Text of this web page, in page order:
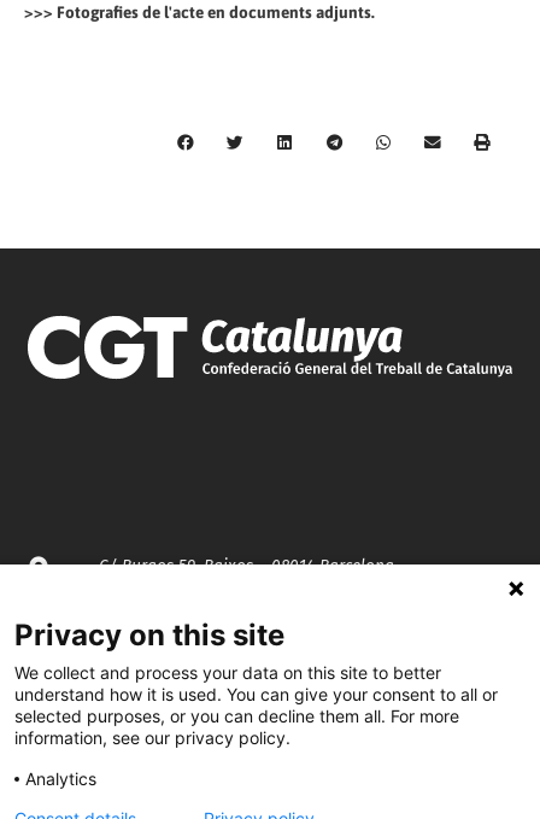
>>> Fotografies de l'acte en documents adjunts.
C/ Burgos 59, Baixos – 08014 Barcelona
spccc@spcgtcatalunya.cat
935 120 481
cgtcatalunya
Privacy on this site
We collect and process your data on this site to better
understand how it is used. You can give your consent to all or
selected purposes, or you can decline them all. For more
information, see our privacy policy.
Analytics